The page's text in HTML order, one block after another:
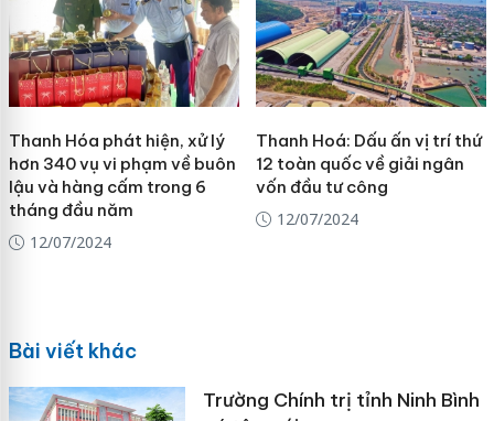
Thanh Hóa phát hiện, xử lý
hơn 340 vụ vi phạm về buôn
lậu và hàng cấm trong 6
tháng đầu năm
12/07/2024
Thanh Hoá: Dấu ấn vị trí thứ
12 toàn quốc về giải ngân
vốn đầu tư công
12/07/2024
Bài viết khác
Trường Chính trị tỉnh Ninh Bình